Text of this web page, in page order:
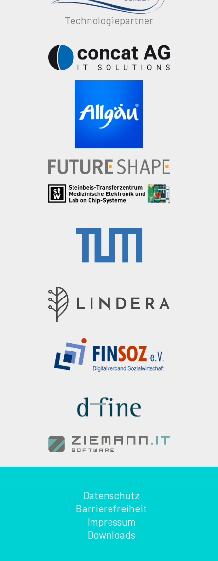
Technologiepartner
Datenschutz
Barrierefreiheit
Impressum
Downloads